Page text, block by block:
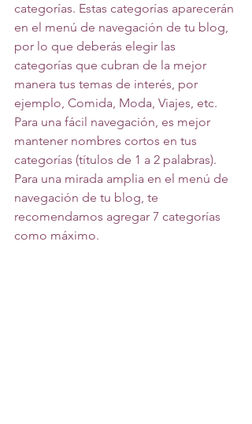
categorías. Estas categorías aparecerán
en el menú de navegación de tu blog,
por lo que deberás elegir las
categorías que cubran de la mejor
manera tus temas de interés, por
ejemplo, Comida, Moda, Viajes, etc.
Para una fácil navegación, es mejor
mantener nombres cortos en tus
categorías (títulos de 1 a 2 palabras).
Para una mirada amplia en el menú de
navegación de tu blog, te
recomendamos agregar 7 categorías
como máximo.